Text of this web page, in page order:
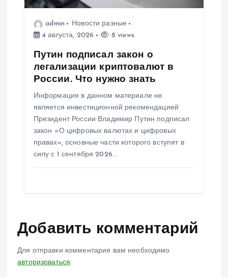
admin
Новости разные
4 августа, 2026
8 views
Путин подписал закон о
легализации криптовалют в
России. Что нужно знать
Информация в данном материале не
является инвестиционной рекомендацией
Президент России Владимир Путин подписал
закон «О цифровых валютах и цифровых
правах», основные части которого вступят в
силу с 1 сентября 2026…
Добавить комментарий
Для отправки комментария вам необходимо
авторизоваться.